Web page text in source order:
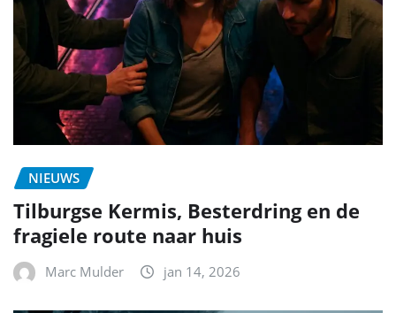
NIEUWS
Tilburgse Kermis, Besterdring en de
fragiele route naar huis
Marc Mulder jan 14, 2026